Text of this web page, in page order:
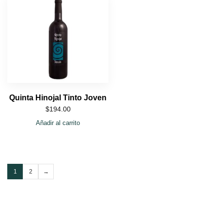
Quinta Hinojal Tinto Joven
$194.00
Añadir al carrito
1 2 →